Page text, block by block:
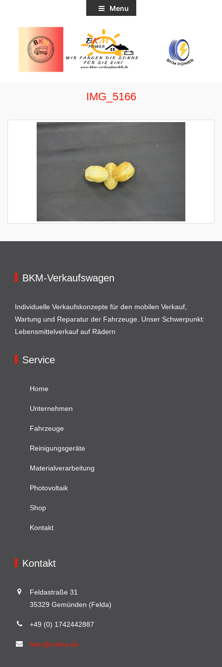
Menu
IMG_5166
BKM-Verkaufswagen
Individuelle Verkaufskonzepte für den mobilen Verkauf,
Wartung und Reparatur der Fahrzeuge. Unser Schwerpunkt:
Lebensmittelverkauf auf Rädern
Service
Home
Unternehmen
Fahrzeuge
Reinigungsgeräte
Materialverarbeitung
Photovoltaik
Shop
Kontakt
Kontakt
Feldastraße 31
35329 Gemünden (Felda)
+49 (0) 1742442887
bkm@online.de